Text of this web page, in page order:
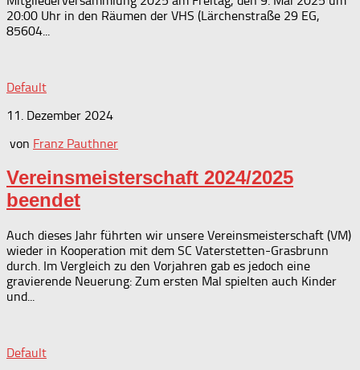
20:00 Uhr in den Räumen der VHS (Lärchenstraße 29 EG,
85604...
Default
11. Dezember 2024
von Franz Pauthner
Vereinsmeisterschaft 2024/2025
beendet
Auch dieses Jahr führten wir unsere Vereinsmeisterschaft (VM)
wieder in Kooperation mit dem SC Vaterstetten-Grasbrunn
durch. Im Vergleich zu den Vorjahren gab es jedoch eine
gravierende Neuerung: Zum ersten Mal spielten auch Kinder
und...
Default